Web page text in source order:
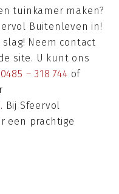
tuinkamer maken?
Buitenleven in!
Neem contact
site. U kunt ons
0485 – 318 744 of
. Bij Sfeervol
een prachtige